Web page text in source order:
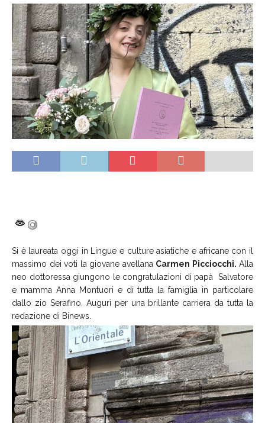
Si è laureata oggi in Lingue e culture asiatiche e africane con il
massimo dei voti la giovane avellana Carmen Picciocchi. Alla
neo dottoressa giungono le congratulazioni di papà Salvatore
e mamma Anna Montuori e di tutta la famiglia in particolare
dallo zio Serafino. Auguri per una brillante carriera da tutta la
redazione di Binews.